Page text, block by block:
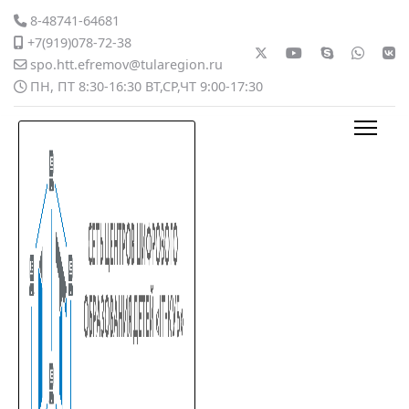
8-48741-64681
+7(919)078-72-38
spo.htt.efremov@tularegion.ru
ПН, ПТ 8:30-16:30 ВТ,СР,ЧТ 9:00-17:30